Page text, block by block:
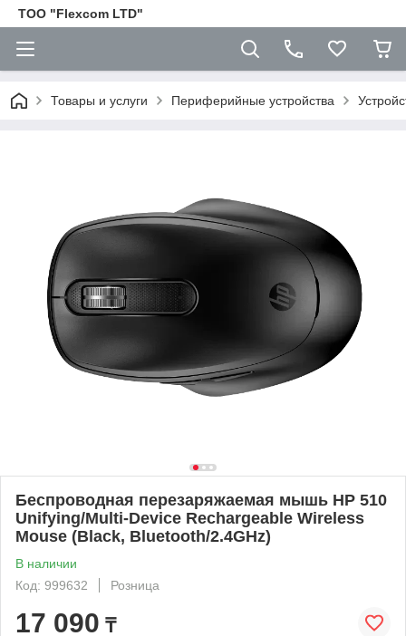
ТОО "Flexcom LTD"
Товары и услуги Периферийные устройства
Беспроводная перезаряжаемая мышь HP 510
Unifying/Multi-Device Rechargeable Wireless
Mouse (Black, Bluetooth/2.4GHz)
В наличии
Код: 999632
Розница
17 090 ₸